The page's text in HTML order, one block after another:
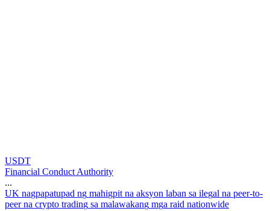
USDT
Financial Conduct Authority
...
UK nagpapatupad ng mahigpit na aksyon laban sa ilegal na peer-to-
peer na crypto trading sa malawakang mga raid nationwide